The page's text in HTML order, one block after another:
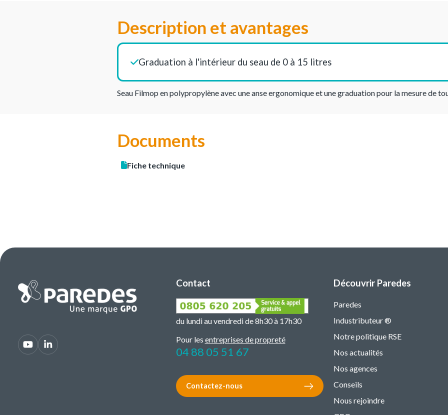
Description et avantages
Graduation à l'intérieur du seau de 0 à 15 litres
Seau Filmop en polypropylène avec une anse ergonomique et une graduation pour la mesure de
Documents
Fiche technique
Contact
du lundi au vendredi de 8h30 à 17h30
Pour les entreprises de propreté
04 88 05 51 67
Contactez-nous
Découvrir Paredes
Paredes
Industributeur ®
Notre politique RSE
Nos actualités
Nos agences
Conseils
Nous rejoindre